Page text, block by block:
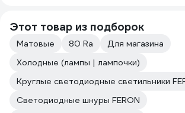
Этот товар из подборок
Матовые 80 Ra
Для магазина
Холодные (лампы | лампочки)
Круглые светодиодные светильники
Светодиодные шнуры FERON